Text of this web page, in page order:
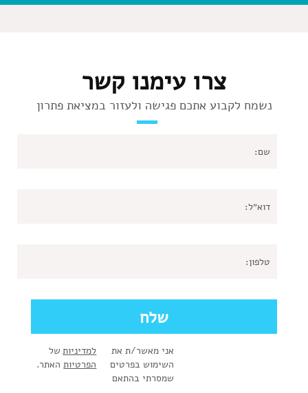
צרו עימנו קשר
נשמח לקבוע אתכם פגישה ולעזור במציאת פתרון
אני מאשר/ת את
השימוש בפרטים
שמסרתי בהתאם
למדיניות
הפרטיות
של
האתר.